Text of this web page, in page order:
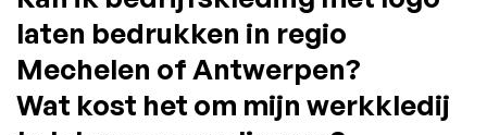
laten bedrukken in regio
Mechelen of Antwerpen?
Wat kost het om mijn werkkledij